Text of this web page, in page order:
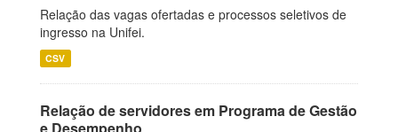
Relação das vagas ofertadas e processos seletivos de
ingresso na Unifei.
CSV
Relação de servidores em Programa de Gestão